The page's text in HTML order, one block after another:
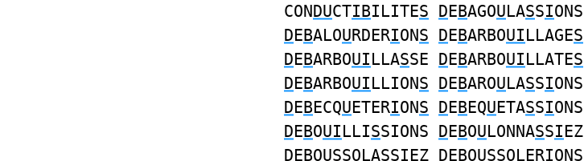
CONDUCTIBILITES DEBAGOULASSIONS
DEBALOURDERIONS DEBARBOUILLAGES
DEBARBOUILLASSE DEBARBOUILLATES
DEBARBOUILLIONS DEBAROULASSIONS
DEBECQUETERIONS DEBEQUETASSIONS
DEBOUILLISSIONS DEBOULONNASSIEZ
DEBOUSSOLASSIEZ DEBOUSSOLERIONS